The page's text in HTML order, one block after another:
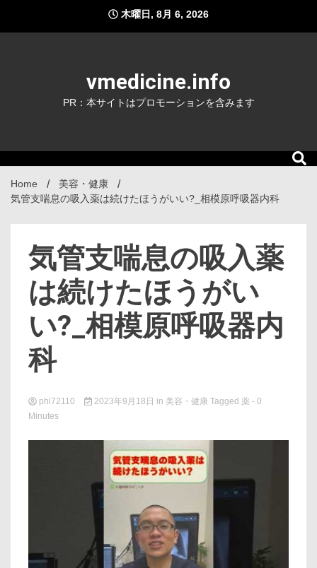
content
木曜日, 8月 6, 2026
vmedicine.info
PR：本サイトはプロモーションを含みます
Home
美容・健康
気管支喘息の吸入薬は続けたほうがいい?_相模原呼吸器内科
気管支喘息の吸入薬
は続けたほうがい
い?_相模原呼吸器内
科
phi72110 2023年9月18日 in 美容・健康 Tagged 薬 - 0
Minutes